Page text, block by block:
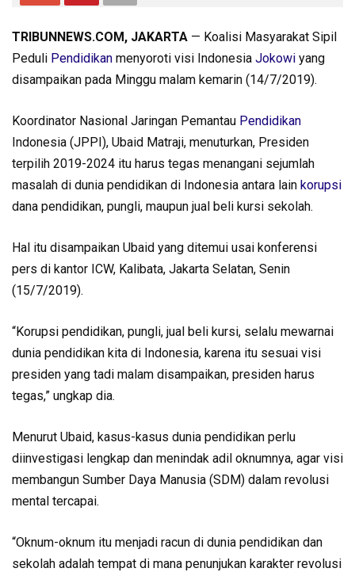
TRIBUNNEWS.COM, JAKARTA — Koalisi Masyarakat Sipil
Peduli Pendidikan menyoroti visi Indonesia Jokowi yang
disampaikan pada Minggu malam kemarin (14/7/2019).
Koordinator Nasional Jaringan Pemantau Pendidikan
Indonesia (JPPI), Ubaid Matraji, menuturkan, Presiden
terpilih 2019-2024 itu harus tegas menangani sejumlah
masalah di dunia pendidikan di Indonesia antara lain korupsi
dana pendidikan, pungli, maupun jual beli kursi sekolah.
Hal itu disampaikan Ubaid yang ditemui usai konferensi
pers di kantor ICW, Kalibata, Jakarta Selatan, Senin
(15/7/2019).
“Korupsi pendidikan, pungli, jual beli kursi, selalu mewarnai
dunia pendidikan kita di Indonesia, karena itu sesuai visi
presiden yang tadi malam disampaikan, presiden harus
tegas,” ungkap dia.
Menurut Ubaid, kasus-kasus dunia pendidikan perlu
diinvestigasi lengkap dan menindak adil oknumnya, agar visi
membangun Sumber Daya Manusia (SDM) dalam revolusi
mental tercapai.
“Oknum-oknum itu menjadi racun di dunia pendidikan dan
sekolah adalah tempat di mana penunjukan karakter revolusi